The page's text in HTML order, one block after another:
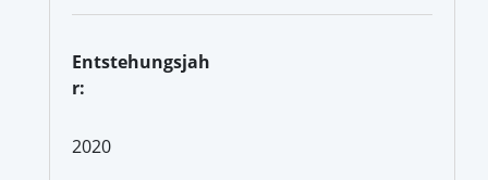
Entstehungsjah
r:
2020